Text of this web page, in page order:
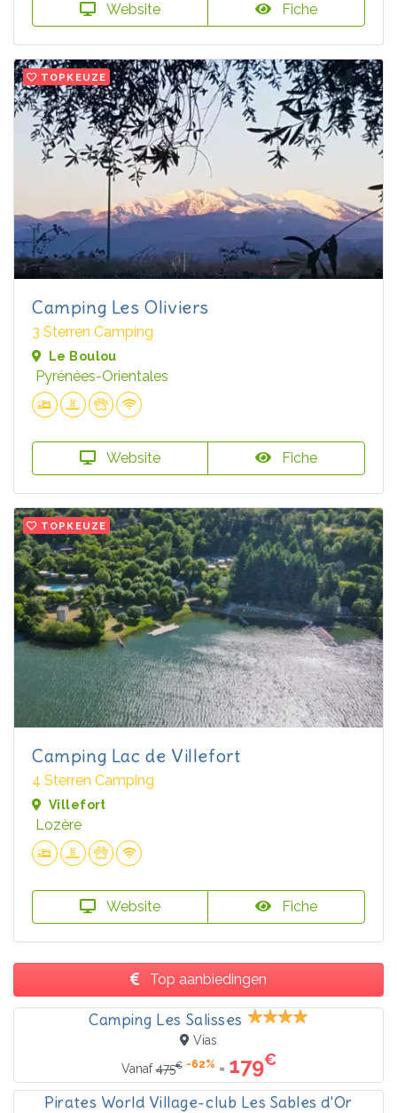
Website Fiche
TOPKEUZE
Camping Les Oliviers
3 Sterren Camping
Le Boulou
Pyrénées-Orientales
Website Fiche
TOPKEUZE
Camping Lac de Villefort
4 Sterren Camping
Villefort
Lozère
Website Fiche
Top aanbiedingen
Camping Les Salisses
Vias
Vanaf475€ -62% = 179€
Pirates World Village-club Les Sables d'Or